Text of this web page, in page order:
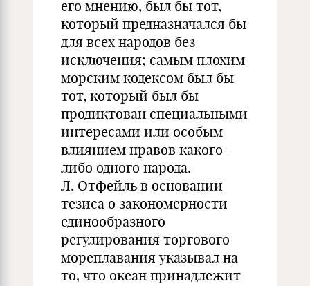
его мнению, был бы тот,
который предназначался бы
для всех народов без
исключения; самым плохим
морским кодексом был бы
тот, который был бы
продиктован специальными
интересами или особым
влиянием нравов какого-
либо одного народа.
Л. Отфейль в основании
тезиса о закономерности
единообразного
регулирования торгового
мореплавания указывал на
то, что океан принадлежит